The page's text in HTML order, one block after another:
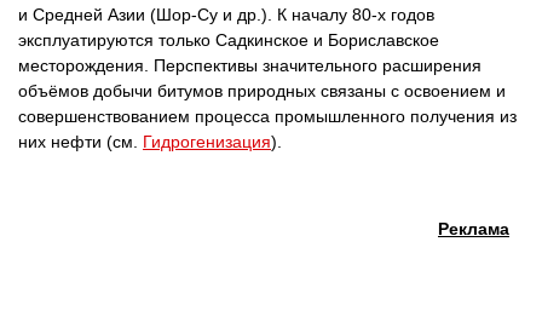
и Средней Азии (Шор-Су и др.). К началу 80-х годов
эксплуатируются только Садкинское и Бориславское
месторождения. Перспективы значительного расширения
объёмов добычи битумов природных связаны с освоением и
совершенствованием процесса промышленного получения из
них нефти (см. Гидрогенизация).
Реклама